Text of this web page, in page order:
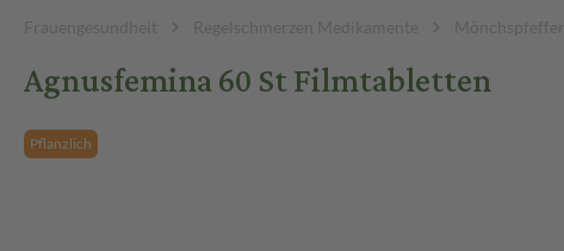
Frauengesundheit Regelschmerzen Medikamente
Agnusfemina 60 St Filmtabletten
Pflanzlich